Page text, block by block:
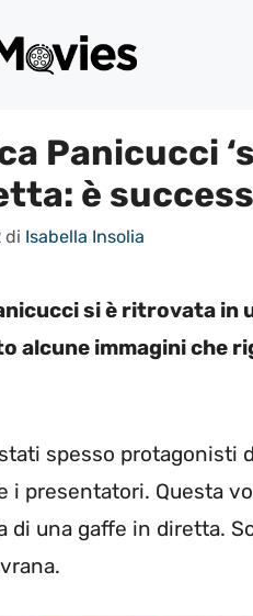
Panicucci
è
di Isabella Insolia
si è ritrovata in
alcune immagini che
spesso protagonisti
i presentatori. Questa
di una gaffe in diretta.